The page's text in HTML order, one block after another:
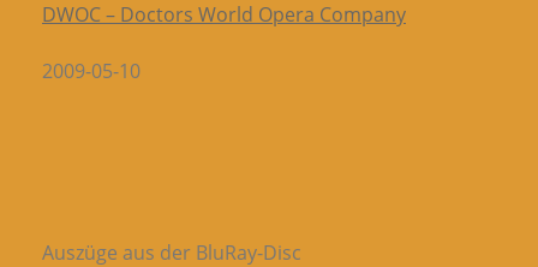
DWOC – Doctors World Opera Company
2009-05-10
Auszüge aus der BluRay-Disc